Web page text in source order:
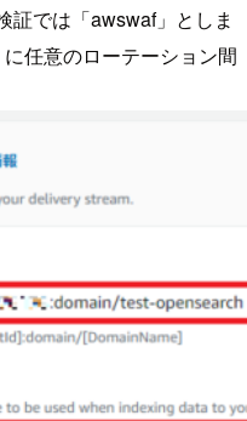
証では「awswaf」としま
任意のローテーション間